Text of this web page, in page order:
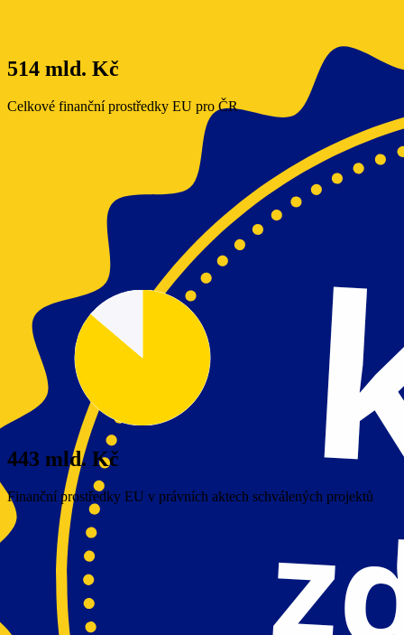
514 mld. Kč
Celkové finanční prostředky EU pro ČR
443 mld. Kč
Finanční prostředky EU v právních aktech schválených projektů